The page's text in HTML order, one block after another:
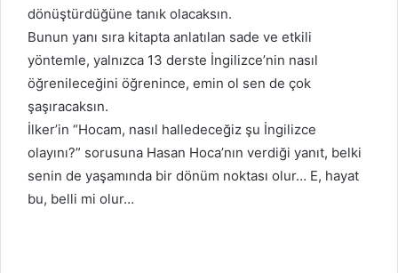
dönüştürdüğüne tanık olacaksın.
Bunun yanı sıra kitapta anlatılan sade ve etkili
yöntemle, yalnızca 13 derste İngilizce’nin nasıl
öğrenileceğini öğrenince, emin ol sen de çok
şaşıracaksın.
İlker’in “Hocam, nasıl halledeceğiz şu İngilizce
olayını?” sorusuna Hasan Hoca’nın verdiği yanıt, belki
senin de yaşamında bir dönüm noktası olur… E, hayat
bu, belli mi olur…